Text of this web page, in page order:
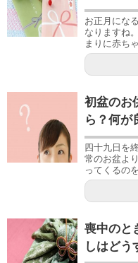
お正月にな
なりますね
まりに赤ち
初盆のお
ら？何が
四十九日を
常のお盆よ
ってくるの
喪中のと
しはどう